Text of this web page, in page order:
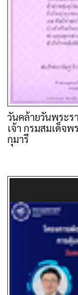
วันคล้ายวันพระ
เจ้า กรมสมเด็จ
กุมารี